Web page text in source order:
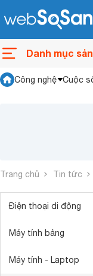
Danh mục
Công nghệ Cuộc
Trang chủ Tin tức
Điện thoại di động
Máy tính bảng
Máy tính - Laptop